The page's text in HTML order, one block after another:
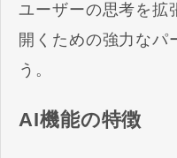
ユーザーの思考を拡
開くための強力なパ
う。
AI機能の特徴